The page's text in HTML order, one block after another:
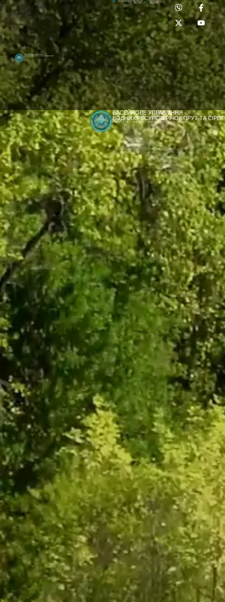
[newyear_garland]
Басейнове управління
водних ресурсів річок Прут та Сірет
Лабораторія:
(0372) 53-92-00
dpbuvr@dpbuvr.gov.uaПриймальня:
(0372) 51-14-56
БАСЕЙНОВЕ УПРАВЛІННЯ
ВОДНИХ РЕСУРСІВ РІЧОК ПРУТ ТА СІРЕТ
ДЕРЖАВНЕ АГЕНТСТВО ВОДНИХ РЕСУРСІВ УКРАЇНИ